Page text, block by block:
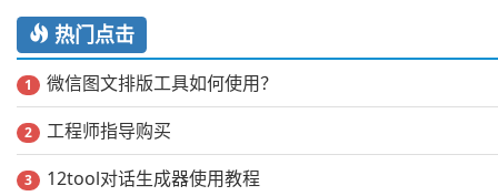
热门点击
1 微信图文排版工具如何使用？
2 工程师指导购买
3 12tool对话生成器使用教程